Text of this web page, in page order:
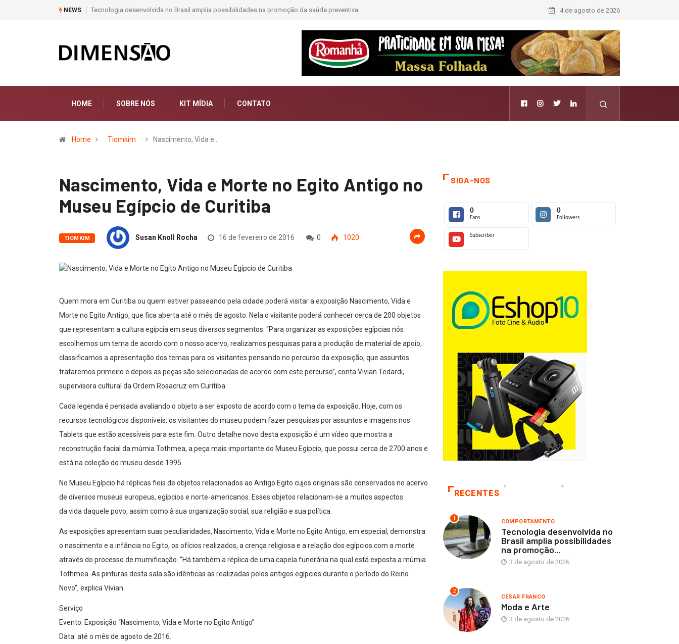
NEWS
amplia possibilidades na promoção da saúde preventivaModa e Arte 4 de agosto de 2026
HOME SOBRE NÓS KIT MÍDIA CONTATO
Home Tiomkim Nascimento, Vida e…
Nascimento, Vida e Morte no Egito Antigo no
Museu Egípcio de Curitiba
TIOMKIM Susan Knoll Rocha 16 de fevereiro de 2016 0 1020
Quem mora em Curitiba ou quem estiver passeando pela cidade poderá visitar a exposição Nascimento, Vida e
Morte no Egito Antigo, que fica aberta até o mês de agosto. Nela o visitante poderá conhecer cerca de 200 objetos
que representam a cultura egípcia em seus diversos segmentos. “Para organizar as exposições egípcias nós
escolhemos um tema de acordo com o nosso acervo, realizamos pesquisas para a produção de material de apoio,
classificamos a apresentação dos temas para os visitantes pensando no percurso da exposição, que assuntos
trataremos primeiro e depois as peças são selecionadas de acordo com este percurso”, conta Vivian Tedardi,
supervisora cultural da Ordem Rosacruz em Curitiba.
Cada legenda é pensada avaliando o objeto a ser exposto de acordo com o tema da exposição. Hoje, com os
recursos tecnológicos disponíveis, os visitantes do museu podem fazer pesquisas por assuntos e imagens nos
Tablets que estão acessíveis para este fim. Outro detalhe novo desta exposição é um vídeo que mostra a
reconstrução facial da múmia Tothmea, a peça mais importante do Museu Egípcio, que possui cerca de 2700 anos e
está na coleção do museu desde 1995.
No Museu Egípcio há réplicas fieis de objetos relacionados ao Antigo Egito cujos originais são conservados no acervo
de diversos museus europeus, egípcios e norte-americanos. Esses objetos relacionam-se a muitos aspectos
da vida daquele povo, assim como à sua organização social, sua religião e sua política.
As exposições apresentam suas peculiaridades, Nascimento, Vida e Morte no Egito Antigo, em especial, demonstra
o nascimento e a infância no Egito, os ofícios realizados, a crença religiosa e a relação dos egípcios com a morte
através do processo de mumificação. “Há também a réplica de uma capela funerária na qual está exposta a múmia
Tothmea. As pinturas desta sala são idênticas as realizadas pelos antigos egípcios durante o período do Reino
Novo”, explica Vivian.
Serviço
Evento: Exposição “Nascimento, Vida e Morte no Egito Antigo”
Data: até o mês de agosto de 2016.
SIGA-NOS
0
Fans
0
Followers
Subscriber
RECENTES
1 COMPORTAMENTO
Tecnologia desenvolvida no
Brasil amplia possibilidades
na promoção...
3 de agosto de 2026
2
CESAR FRANCO
Moda e Arte
3 de agosto de 2026